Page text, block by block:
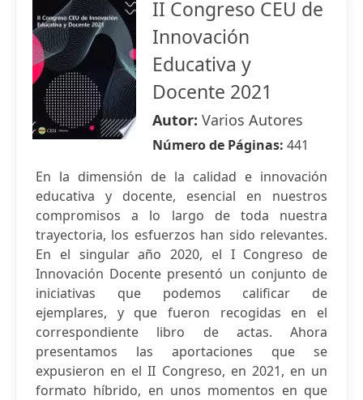
II Congreso CEU de
Innovación
Educativa y
Docente 2021
Autor: Varios Autores
Número de Páginas: 441
En la dimensión de la calidad e innovación
educativa y docente, esencial en nuestros
compromisos a lo largo de toda nuestra
trayectoria, los esfuerzos han sido relevantes.
En el singular año 2020, el I Congreso de
Innovación Docente presentó un conjunto de
iniciativas que podemos calificar de
ejemplares, y que fueron recogidas en el
correspondiente libro de actas. Ahora
presentamos las aportaciones que se
expusieron en el II Congreso, en 2021, en un
formato híbrido, en unos momentos en que